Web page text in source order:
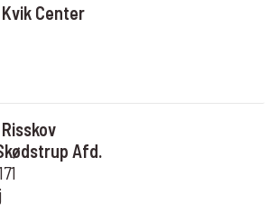
Center
Afd.